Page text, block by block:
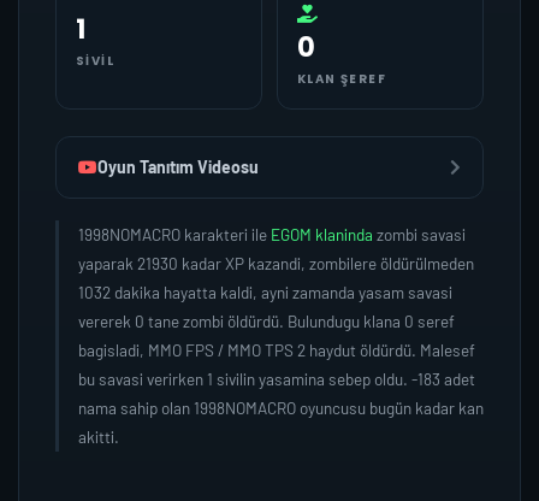
1
SIVIL 0
KLAN ŞEREF
Oyun Tanıtım Videosu
1998NOMACRO karakteri ile EGOM klaninda zombi savasi
yaparak 21930 kadar XP kazandi, zombilere öldürülmeden
1032 dakika hayatta kaldi, ayni zamanda yasam savasi
vererek 0 tane zombi öldürdü. Bulundugu klana 0 seref
bagisladi, MMO FPS / MMO TPS 2 haydut öldürdü. Malesef
bu savasi verirken 1 sivilin yasamina sebep oldu. -183 adet
nama sahip olan 1998NOMACRO oyuncusu bugün kadar kan
akitti.